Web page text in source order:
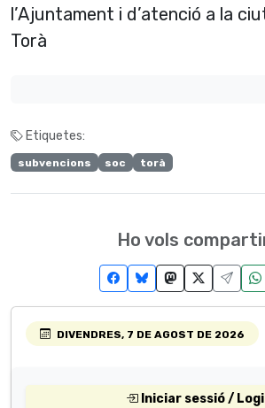
l’Ajuntament i d’atenció a la
Torà
Etiquetes:
subvencions soc torà
Ho vols
DIVENDRES, 7 DE AGOST DE 2026
Iniciar sessió /